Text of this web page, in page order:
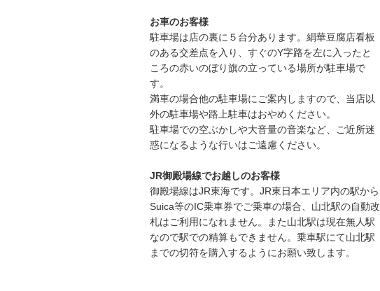
お車のお客様
駐車場は店の裏に５台分あります。絹華豆腐店看板
のある交差点を入り、すぐのY字路を左に入ったと
ころの赤いのぼり旗の立っている場所が駐車場で
す。
満車の場合他の駐車場にご案内しますので、当店以
外の駐車場や路上駐車はおやめください。
駐車場での空ぶかしや大音量の音楽など、ご近所迷
惑になるような行いはご遠慮ください。
JR御殿場線でお越しのお客様
御殿場線はJR東海です。JR東日本エリア内の駅から
Suica等のIC乗車券でご乗車の場合、山北駅の自動改
札はご利用になれません。また山北駅は現在無人駅
なので駅での精算もできません。乗車駅にて山北駅
までの切符を購入するようにお願い致します。